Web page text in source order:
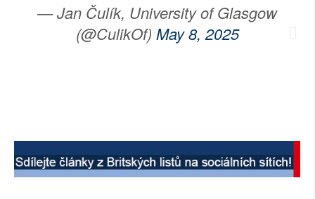
— Jan Čulík, University of Glasgow
(@CulikOf) May 8, 2025